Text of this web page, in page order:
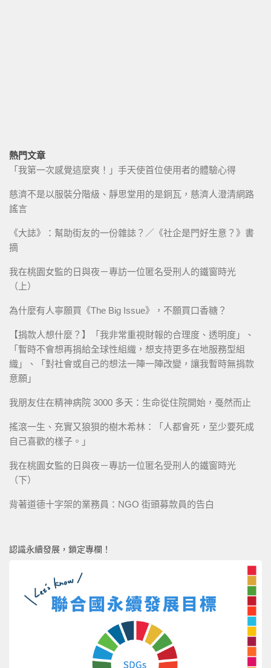
熱門文章
「我第一次感覺這麼爽！」手天使首位使用者的體驗心得
慈濟不是以服裝分階級、靜思堂用的是銅瓦，慈濟人澄清網路
謠言
《大誌》：幫助街友的一份雜誌？／《社企是門好生意？》書
摘
我在桃園女監的日與夜－專訪一位匿名受刑人的鐵窗時光
（上）
為什麼有人寧願買《The Big Issue》，不願買口香糖？
【捐款人想什麼？】「我非常重視財報的合理度、透明度」、
「暫時不會想再捐給全球性組織，想支持更多在地服務型組
織」、「對社會或自己的想法一陣一陣改變，讓我暫時無捐款
意願」
我朋友住在精神病院 3000 多天：生命從住院開始，戞然而止
搖滾一生、充實又狼狽的樹木希林：「人都會死，至少要死成
自己喜歡的樣子。」
我在桃園女監的日與夜－專訪一位匿名受刑人的鐵窗時光
（下）
背著道德十字架的業務員：NGO 街頭募款員的告白
認識永續發展，鎖定專欄！